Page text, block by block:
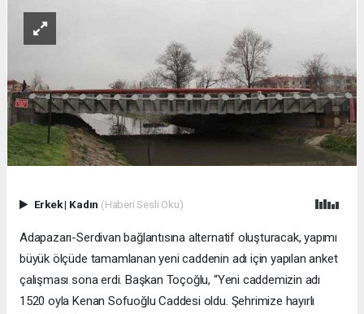
Erkek| Kadın (Haberi Sesli Oku)
Adapazarı-Serdivan bağlantısına alternatif oluşturacak, yapımı
büyük ölçüde tamamlanan yeni caddenin adı için yapılan anket
çalışması sona erdi. Başkan Toçoğlu, “Yeni caddemizin adı
1520 oyla Kenan Sofuoğlu Caddesi oldu. Şehrimize hayırlı